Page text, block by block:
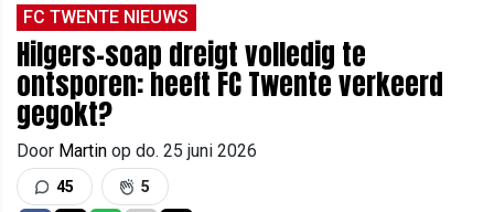
FC TWENTE NIEUWS
Hilgers-soap dreigt volledig te
ontsporen: heeft FC Twente verkeerd
gegokt?
Door Martin op do. 25 juni 2026
45 5